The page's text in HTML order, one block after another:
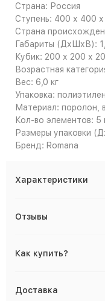
Страна: Россия
Ступень: 400 х 400
Страна
Габариты (ДхШхВ):
Кубик: 200 х 200 х
Возрастная
Вес: 6,0 кг
Упаковка: полиэтилен
Материал: поролон,
Кол-во элементов: 5
Размеры упаковки
Бренд: Romana
Характеристики
Отзывы
Как купить?
Доставка